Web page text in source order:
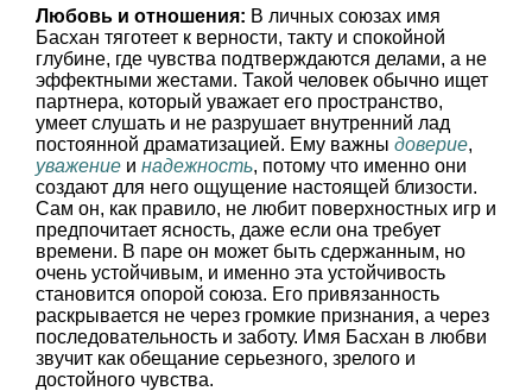
Любовь и отношения: В личных союзах имя
Басхан тяготеет к верности, такту и спокойной
глубине, где чувства подтверждаются делами, а не
эффектными жестами. Такой человек обычно ищет
партнера, который уважает его пространство,
умеет слушать и не разрушает внутренний лад
постоянной драматизацией. Ему важны доверие,
уважение и надежность, потому что именно они
создают для него ощущение настоящей близости.
Сам он, как правило, не любит поверхностных игр и
предпочитает ясность, даже если она требует
времени. В паре он может быть сдержанным, но
очень устойчивым, и именно эта устойчивость
становится опорой союза. Его привязанность
раскрывается не через громкие признания, а через
последовательность и заботу. Имя Басхан в любви
звучит как обещание серьезного, зрелого и
достойного чувства.